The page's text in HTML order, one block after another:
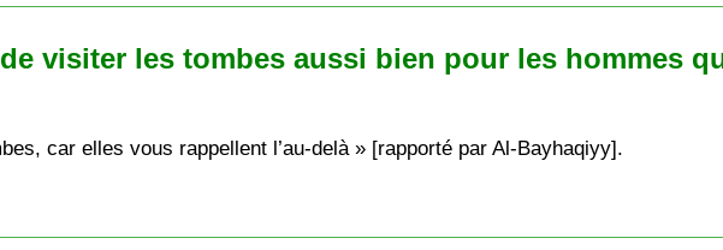
visiter les tombes aussi bien pour les hommes
car elles vous rappellent l’au-delà » [rapporté par Al-Bayhaqiyy].